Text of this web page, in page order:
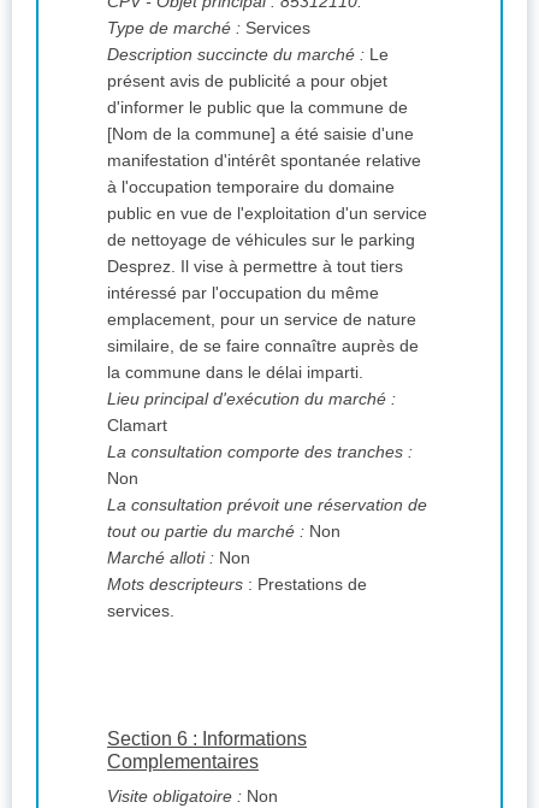
Type de marché : Services
Description succincte du marché : Le
présent avis de publicité a pour objet
d'informer le public que la commune de
[Nom de la commune] a été saisie d'une
manifestation d'intérêt spontanée relative
à l'occupation temporaire du domaine
public en vue de l'exploitation d'un service
de nettoyage de véhicules sur le parking
Desprez. Il vise à permettre à tout tiers
intéressé par l'occupation du même
emplacement, pour un service de nature
similaire, de se faire connaître auprès de
la commune dans le délai imparti.
Lieu principal d'exécution du marché :
Clamart
La consultation comporte des tranches :
Non
La consultation prévoit une réservation de
tout ou partie du marché : Non
Marché alloti : Non
Mots descripteurs : Prestations de
services.
Section 6 : Informations
Complementaires
Visite obligatoire : Non